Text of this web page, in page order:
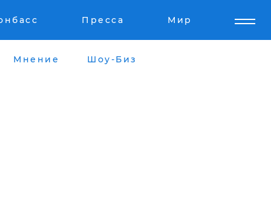
Пресса Мир
Мнение Шоу-Биз